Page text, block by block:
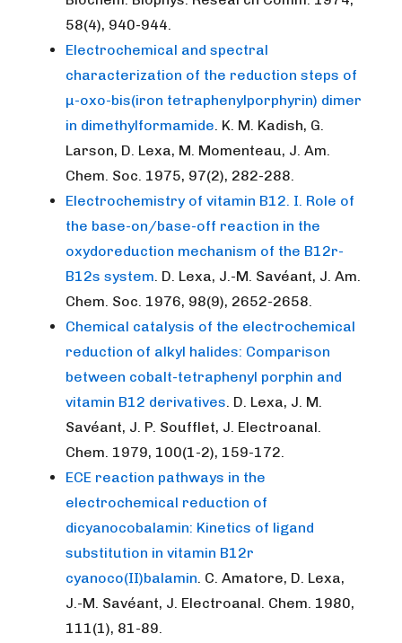
58(4), 940-944.
Electrochemical and spectral
characterization of the reduction steps of
µ-oxo-bis(iron tetraphenylporphyrin) dimer
in dimethylformamide. K. M. Kadish, G.
Larson, D. Lexa, M. Momenteau, J. Am.
Chem. Soc. 1975, 97(2), 282-288.
Electrochemistry of vitamin B12. I. Role of
the base-on/base-off reaction in the
oxydoreduction mechanism of the B12r-
B12s system. D. Lexa, J.-M. Savéant, J. Am.
Chem. Soc. 1976, 98(9), 2652-2658.
Chemical catalysis of the electrochemical
reduction of alkyl halides: Comparison
between cobalt-tetraphenyl porphin and
vitamin B12 derivatives. D. Lexa, J. M.
Savéant, J. P. Soufflet, J. Electroanal.
Chem. 1979, 100(1-2), 159-172.
ECE reaction pathways in the
electrochemical reduction of
dicyanocobalamin: Kinetics of ligand
substitution in vitamin B12r
cyanoco(II)balamin. C. Amatore, D. Lexa,
J.-M. Savéant, J. Electroanal. Chem. 1980,
111(1), 81-89.